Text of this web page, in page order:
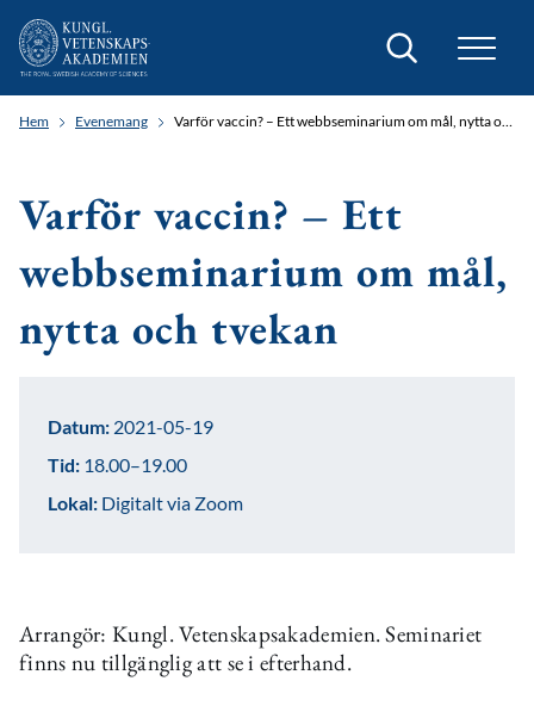
Sök
Hem Evenemang Varför vaccin? – Ett webbseminarium om mål, nytta och tvekan
Varför vaccin? – Ett
webbseminarium om mål,
nytta och tvekan
Arrangör: Kungl. Vetenskapsakademien. Seminariet
finns nu tillgänglig att se i efterhand.
Datum: 2021-05-19
Tid: 18.00–19.00
Lokal: Digitalt via Zoom